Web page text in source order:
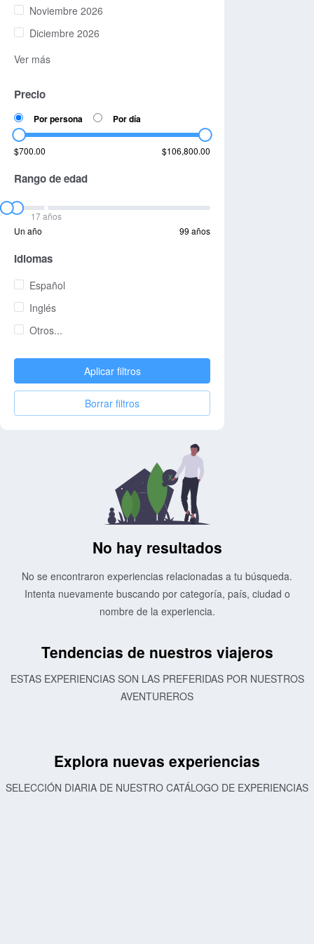
Noviembre 2026
Diciembre 2026
Ver más
Precio
Por persona Por día
$700.00 $106,800.00
Rango de edad
17 años
Un año
99 años
Idiomas
Español
Inglés
Otros...
Aplicar filtros
Borrar filtros
No hay resultados
No se encontraron experiencias relacionadas a tu búsqueda.
Intenta nuevamente buscando por categoría, país, ciudad o
nombre de la experiencia.
Tendencias de nuestros viajeros
ESTAS EXPERIENCIAS SON LAS PREFERIDAS POR NUESTROS
AVENTUREROS
Explora nuevas experiencias
SELECCIÓN DIARIA DE NUESTRO CATÁLOGO DE EXPERIENCIAS